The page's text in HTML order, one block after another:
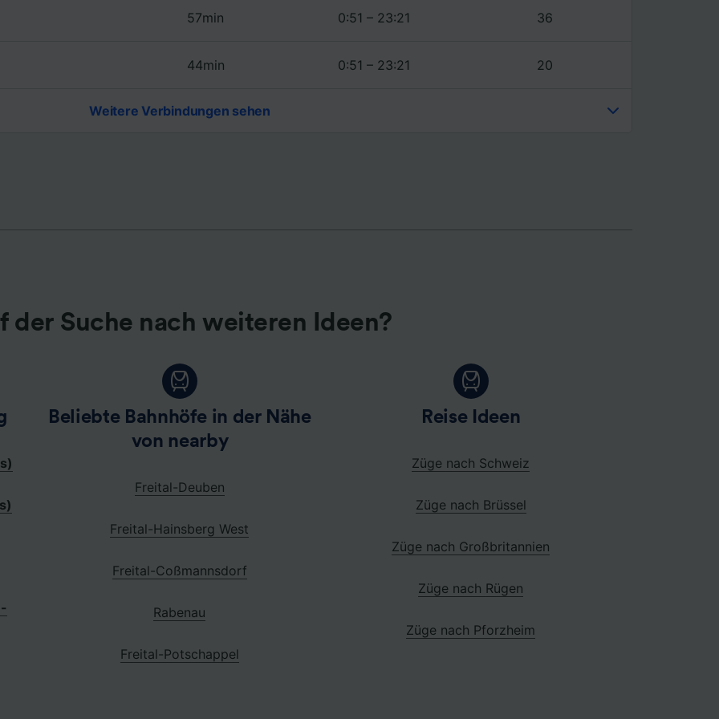
57min 0:51 – 23:21 36
44min 0:51 – 23:21 20
Weitere Verbindungen sehen
der Suche nach weiteren Ideen?
Beliebte Bahnhöfe in der Nähe
von nearby
Freital-Deuben
Freital-Hainsberg West
Freital-Coßmannsdorf
Rabenau
Freital-Potschappel
Reise Ideen
Züge nach Schweiz
Züge nach Brüssel
Züge nach Großbritannien
Züge nach Rügen
Züge nach Pforzheim